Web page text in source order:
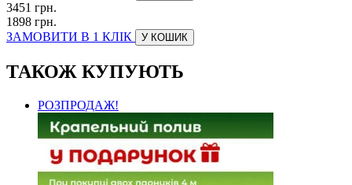
3451 грн.
1898 грн.
ЗАМОВИТИ В 1 КЛІК
У КОШИК
ТАКОЖ КУПУЮТЬ
РОЗПРОДАЖ!